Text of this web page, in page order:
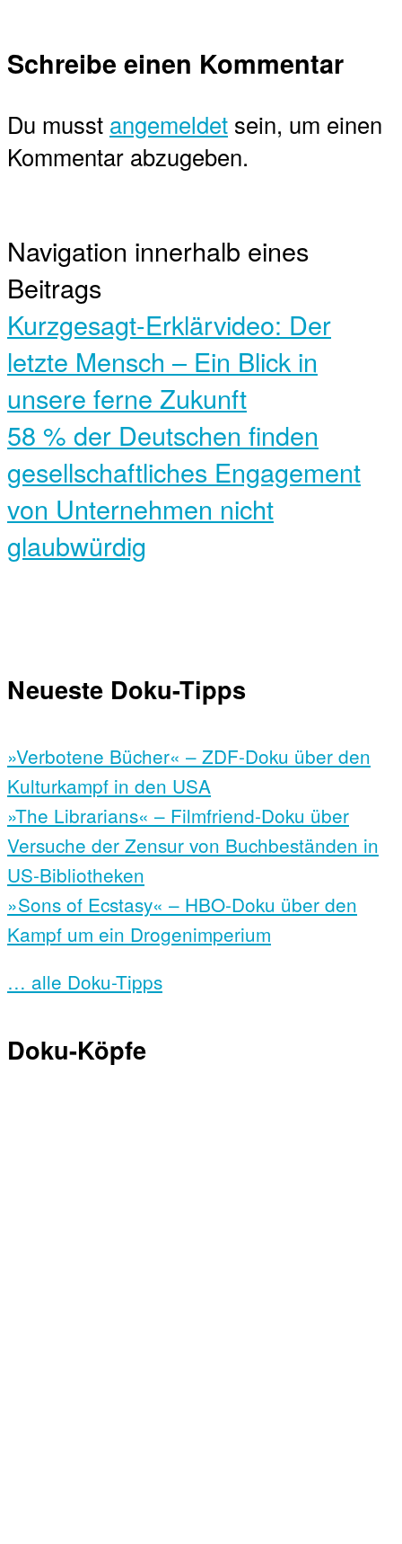
Schreibe einen Kommentar
Du musst angemeldet sein, um einen
Kommentar abzugeben.
Navigation innerhalb eines
Beitrags
Kurzgesagt-Erklärvideo: Der
letzte Mensch – Ein Blick in
unsere ferne Zukunft
58 % der Deutschen finden
gesellschaftliches Engagement
von Unternehmen nicht
glaubwürdig
Neueste Doku-Tipps
»Verbotene Bücher« – ZDF-Doku über den
Kulturkampf in den USA
»The Librarians« – Filmfriend-Doku über
Versuche der Zensur von Buchbeständen in
US-Bibliotheken
»Sons of Ecstasy« – HBO-Doku über den
Kampf um ein Drogenimperium
… alle Doku-Tipps
Doku-Köpfe